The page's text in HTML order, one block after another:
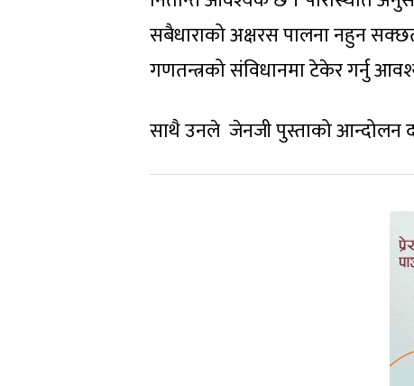
सबैधाराको अक्षरस पालना नहुन
गणतन्त्रको संविधानमा टेकेर गर्नु
साथै उनले जेनजी पुस्ताको आन्दोलन